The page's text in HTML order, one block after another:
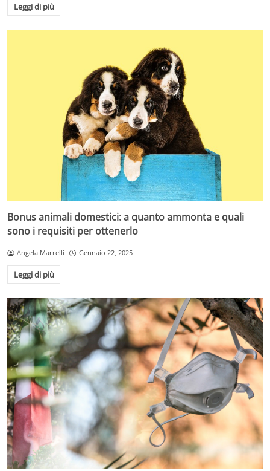
Leggi di più
Bonus animali domestici: a quanto ammonta e quali
sono i requisiti per ottenerlo
Angela Marrelli Gennaio 22, 2025
Leggi di più